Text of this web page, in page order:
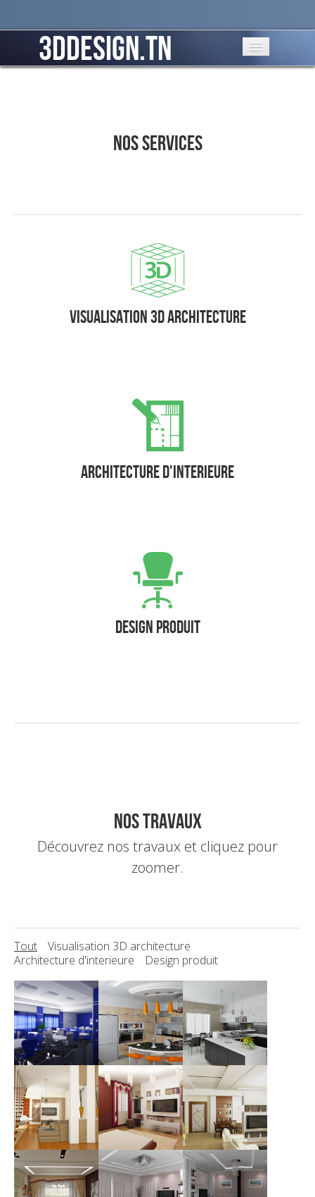
3ddesign.tn
Nos services
Visualisation 3D architecture
Architecture d'interieure
Design produit
Nos Travaux
Découvrez nos travaux et cliquez pour
zoomer.
Tout
Visualisation 3D architecture
Architecture d'interieure
Design produit
SOCIETE SANCELLA
GROUPE SOTUPA
Architecture
d'interieure
Cuisine beige
Visualisation 3D
architecture
Cuisine
Visualisation 3D
architecture